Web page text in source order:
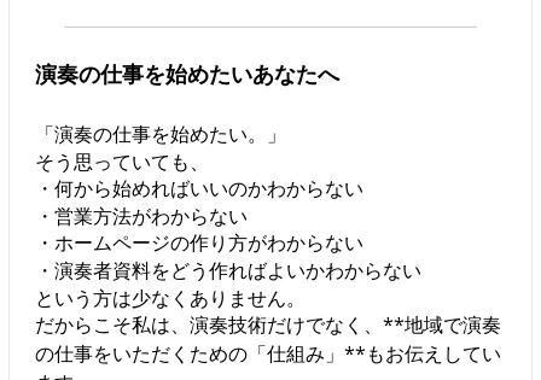
演奏の仕事を始めたいあなたへ
「演奏の仕事を始めたい。」
そう思っていても、
・何から始めればいいのかわからない
・営業方法がわからない
・ホームページの作り方がわからない
・演奏者資料をどう作ればよいかわからない
という方は少なくありません。
だからこそ私は、演奏技術だけでなく、**地域で演奏
の仕事をいただくための「仕組み」**もお伝えしてい